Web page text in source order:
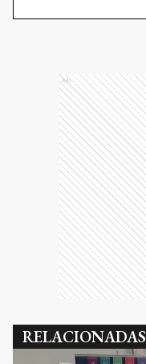
Ads
RELACIONADAS